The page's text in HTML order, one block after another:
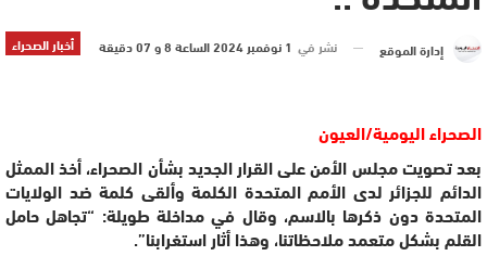
أخبار الصحراء إدارة الموقع نشر في 1 نوفمبر 2024 الساعة 8 و 07 دقيقة
الصحراء اليومية/العيون
بعد تصويت مجلس الأمن على القرار الجديد بشأن الصحراء، أخذ الممثل
الدائم للجزائر لدى الأمم المتحدة الكلمة وألقى كلمة ضد الولايات
المتحدة دون ذكرها بالاسم، وقال في مداخلة طويلة: “تجاهل حامل
القلم بشكل متعمد ملاحظاتنا، وهذا أثار استغرابنا”.